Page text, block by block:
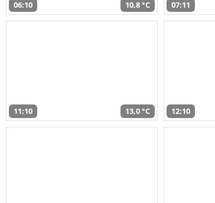
06:10 10,8 °C 07:11
11:10 13,0 °C 12:10